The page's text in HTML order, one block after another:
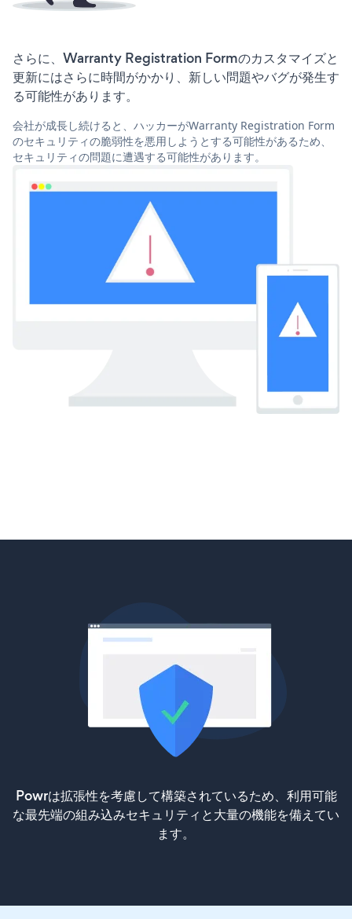
さらに、Warranty Registration Formのカスタマイズと
更新にはさらに時間がかかり、新しい問題やバグが発生す
る可能性があります。
会社が成長し続けると、ハッカーがWarranty Registration Form
のセキュリティの脆弱性を悪用しようとする可能性があるため、
セキュリティの問題に遭遇する可能性があります。
Powrは拡張性を考慮して構築されているため、利用可能
な最先端の組み込みセキュリティと大量の機能を備えてい
ます。